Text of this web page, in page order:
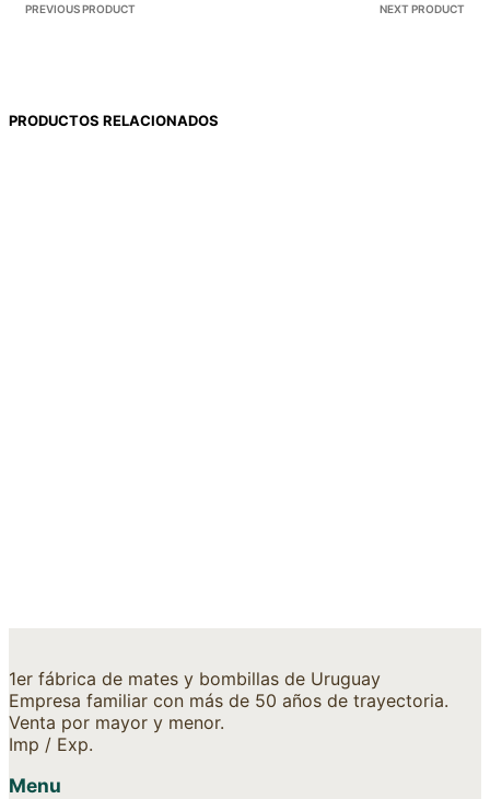
PREVIOUS PRODUCT NEXT PRODUCT
PRODUCTOS RELACIONADOS
1er fábrica de mates y bombillas de Uruguay
Empresa familiar con más de 50 años de trayectoria.
Venta por mayor y menor.
Imp / Exp.
Menu